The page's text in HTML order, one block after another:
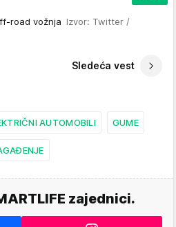
road vožnja Izvor: Twitter /
Sledeća vest
AUTOMOBILI GUME
zajednici.